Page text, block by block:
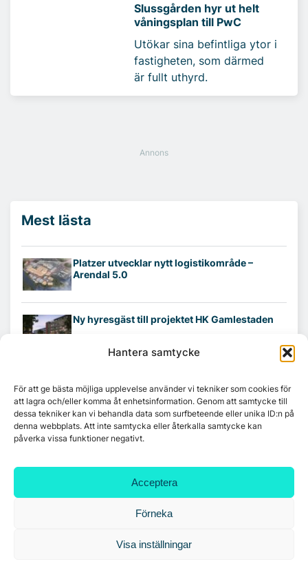
Hantera samtycke
För att ge bästa möjliga upplevelse använder vi tekniker som cookies för
att lagra och/eller komma åt enhetsinformation. Genom att samtycke till
dessa tekniker kan vi behandla data som surfbeteende eller unika ID:n på
denna webbplats. Att inte samtycka eller återkalla samtycke kan
påverka vissa funktioner negativt.
Acceptera
Förneka
Visa inställningar
Slussgården hyr ut helt
våningsplan till PwC
Utökar sina befintliga ytor i
fastigheten, som därmed
är fullt uthyrd.
Mest lästa
Platzer utvecklar nytt logistikområde –
Arendal 5.0
Ny hyresgäst till projektet HK Gamlestaden
Tandem Health flyttar till Kungsgatan
Croisette rådgivare vid fastighetsaffär